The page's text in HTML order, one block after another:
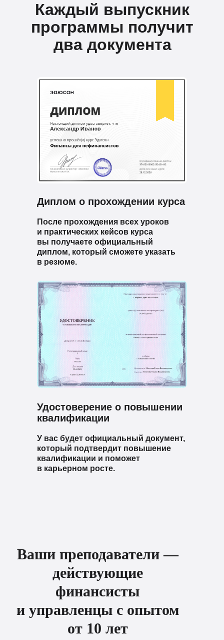
Диплом о прохождении курса
У вас будет официальный документ,
который подтвердит повышение
квалификации и поможет
в карьерном росте.
Удостоверение о повышении
квалификации
После прохождения всех уроков
и практических кейсов курса
вы получаете официальный
диплом, который сможете указать
в резюме.
Каждый выпускник
программы получит
два документа
Ваши преподаватели —
действующие
финансисты
и управленцы с опытом
от 10 лет